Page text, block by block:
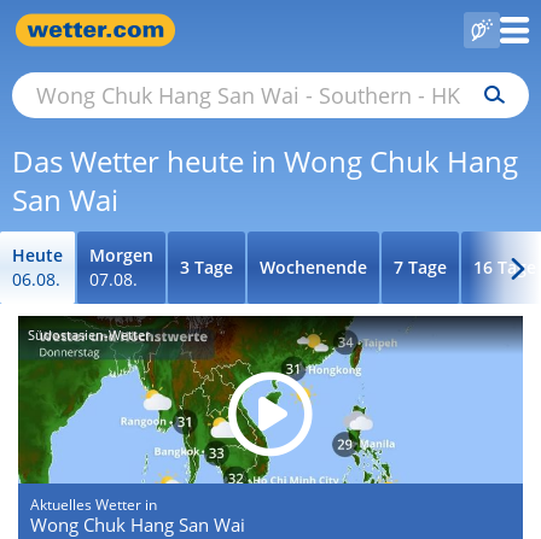
Das Wetter heute in Wong Chuk Hang
San Wai
Heute
06.08.
Morgen
07.08.
3 Tage Wochenende 7 Tage 16 Tage
Südostasien-Wetter
Aktuelles Wetter in
Wong Chuk Hang San Wai